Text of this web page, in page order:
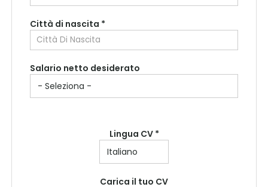
Città di nascita *
Città Di Nascita
Salario netto desiderato
Lingua CV *
Carica il tuo CV